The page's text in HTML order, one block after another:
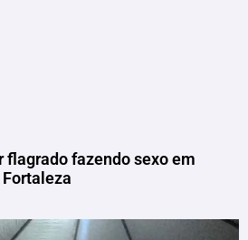
flagrado fazendo sexo em